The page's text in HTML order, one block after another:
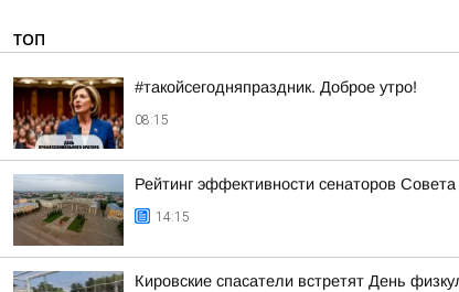
ТОП
#такойсегодняпраздник. Доброе утро!
08:15
Рейтинг эффективности сенаторов
14:15
Кировские спасатели встретят День